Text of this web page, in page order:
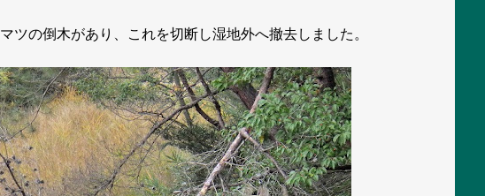
の倒木があり、これを切断し湿地外へ撤去しました。